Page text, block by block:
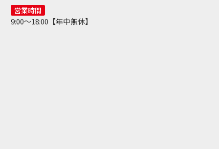
営業時間
9:00～18:00【年中無休】